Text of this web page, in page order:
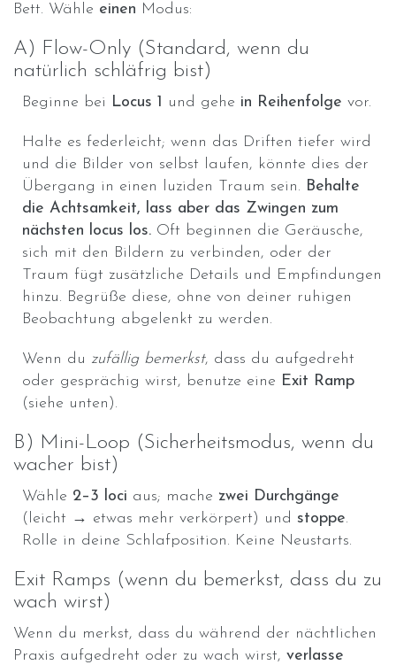
Bett. Wähle einen Modus:
A) Flow-Only (Standard, wenn du
natürlich schläfrig bist)
Beginne bei Locus 1 und gehe in Reihenfolge vor.
Halte es federleicht; wenn das Driften tiefer wird
und die Bilder von selbst laufen, könnte dies der
Übergang in einen luziden Traum sein. Behalte
die Achtsamkeit, lass aber das Zwingen zum
nächsten locus los. Oft beginnen die Geräusche,
sich mit den Bildern zu verbinden, oder der
Traum fügt zusätzliche Details und Empfindungen
hinzu. Begrüße diese, ohne von deiner ruhigen
Beobachtung abgelenkt zu werden.
Wenn du zufällig bemerkst, dass du aufgedreht
oder gesprächig wirst, benutze eine Exit Ramp
(siehe unten).
B) Mini-Loop (Sicherheitsmodus, wenn du
wacher bist)
Wähle 2–3 loci aus; mache zwei Durchgänge
(leicht → etwas mehr verkörpert) und stoppe.
Rolle in deine Schlafposition. Keine Neustarts.
Exit Ramps (wenn du bemerkst, dass du zu
wach wirst)
Wenn du merkst, dass du während der nächtlichen
Praxis aufgedreht oder zu wach wirst, verlasse